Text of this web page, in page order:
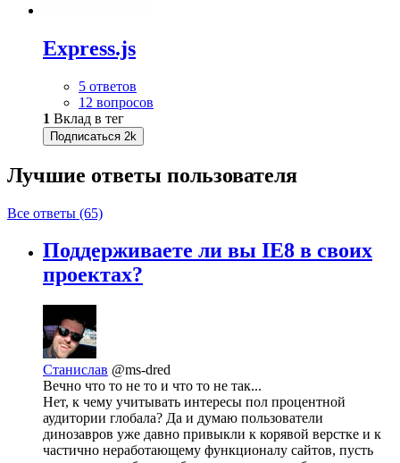
Express.js
5 ответов
12 вопросов
1 Вклад в тег
Подписаться 2k
Лучшие ответы пользователя
Все ответы (65)
Поддерживаете ли вы IE8 в своих
проектах?
Станислав @ms-dred
Вечно что то не то и что то не так...
Нет, к чему учитывать интересы пол процентной
аудитории глобала? Да и думаю пользователи
динозавров уже давно привыкли к корявой верстке и к
частично неработающему функционалу сайтов, пусть